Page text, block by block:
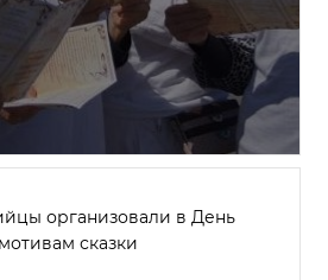
организовали в День
сказки